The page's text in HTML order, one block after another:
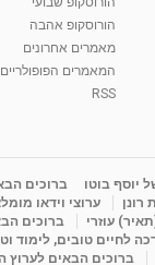
הורוסקופ אהבה
מאמרים אחרונים
המאמרים
RSS
יוסף בוטו ברוכים
רונן
ערוצי וידאו
עוזרי
ברוכים
לחיים טובים, לימוד
ברוכים הבאים לערוץ